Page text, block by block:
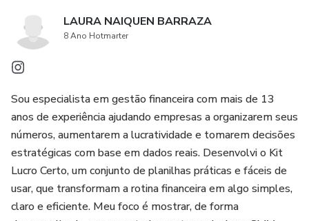
LAURA NAIQUEN BARRAZA
8 Ano Hotmarter
Sou especialista em gestão financeira com mais de 13
anos de experiência ajudando empresas a organizarem seus
números, aumentarem a lucratividade e tomarem decisões
estratégicas com base em dados reais. Desenvolvi o Kit
Lucro Certo, um conjunto de planilhas práticas e fáceis de
usar, que transformam a rotina financeira em algo simples,
claro e eficiente. Meu foco é mostrar, de forma